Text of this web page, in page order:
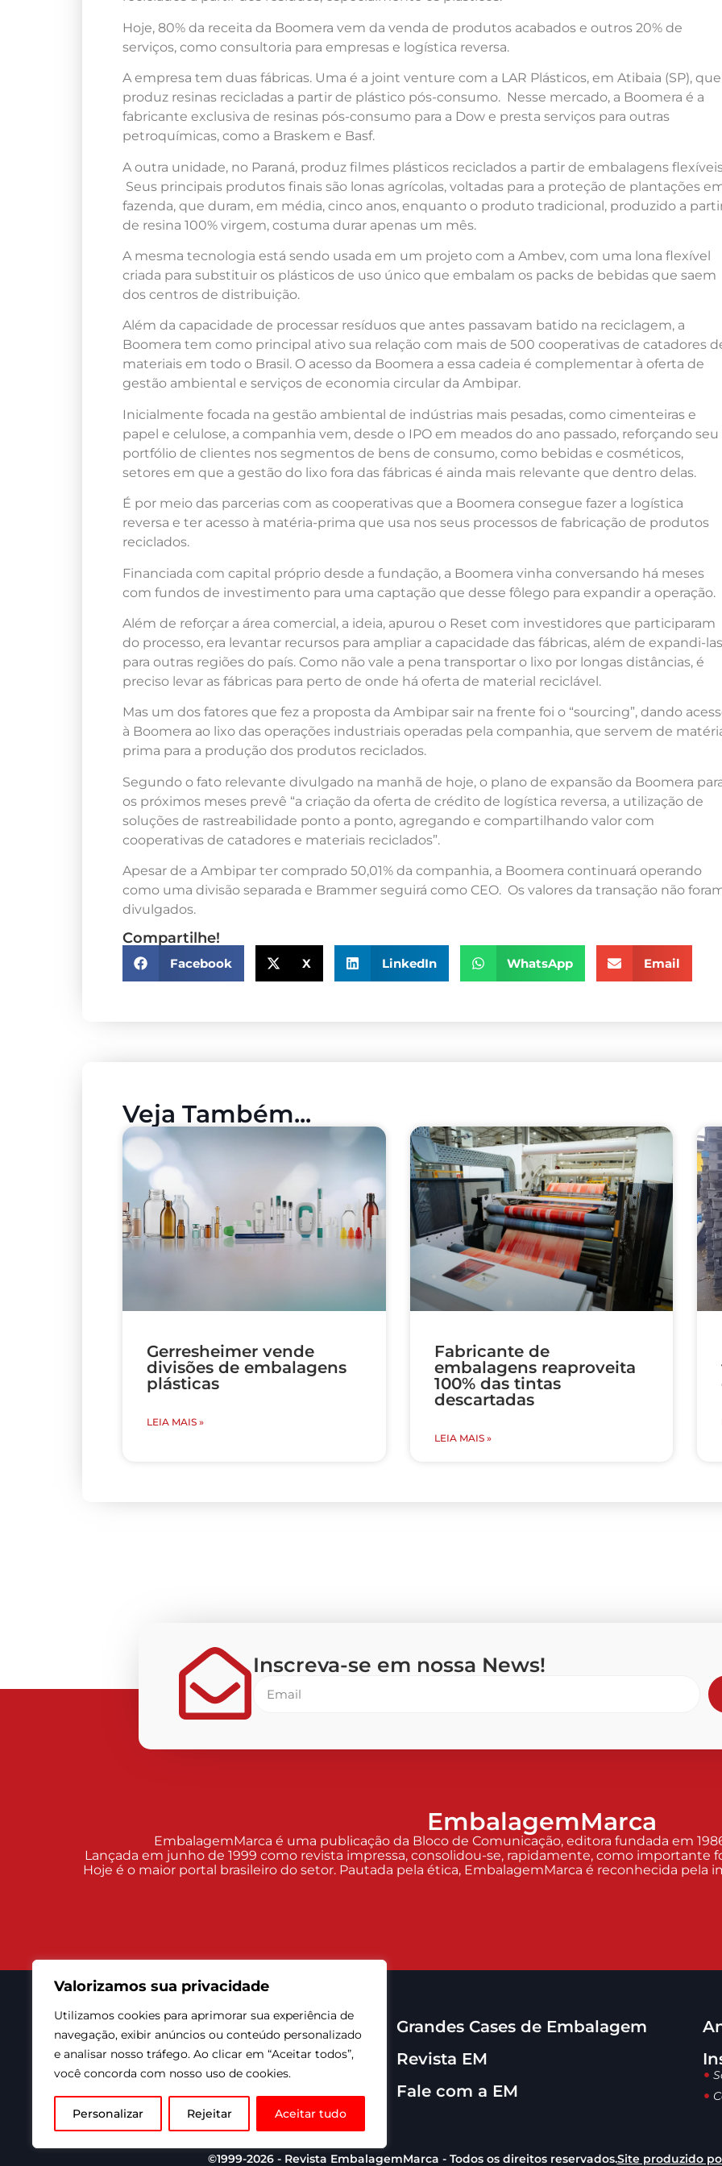
Valorizamos sua privacidade
Utilizamos cookies para aprimorar sua experiência de
navegação, exibir anúncios ou conteúdo personalizado
e analisar nosso tráfego. Ao clicar em “Aceitar todos”,
você concorda com nosso uso de cookies.
Personalizar Rejeitar Aceitar tudo
Hoje, 80% da receita da Boomera vem da venda de produtos acabados e outros 20% de
serviços, como consultoria para empresas e logística reversa.
A empresa tem duas fábricas. Uma é a joint venture com a LAR Plásticos, em Atibaia (SP), que
produz resinas recicladas a partir de plástico pós-consumo. Nesse mercado, a Boomera é a
fabricante exclusiva de resinas pós-consumo para a Dow e presta serviços para outras
petroquímicas, como a Braskem e Basf.
A outra unidade, no Paraná, produz filmes plásticos reciclados a partir de embalagens
Seus principais produtos finais são lonas agrícolas, voltadas para a proteção de plantações
fazenda, que duram, em média, cinco anos, enquanto o produto tradicional, produzido a
de resina 100% virgem, costuma durar apenas um mês.
A mesma tecnologia está sendo usada em um projeto com a Ambev, com uma lona flexível
criada para substituir os plásticos de uso único que embalam os packs de bebidas que saem
dos centros de distribuição.
Além da capacidade de processar resíduos que antes passavam batido na reciclagem, a
Boomera tem como principal ativo sua relação com mais de 500 cooperativas de catadores
materiais em todo o Brasil. O acesso da Boomera a essa cadeia é complementar à oferta de
gestão ambiental e serviços de economia circular da Ambipar.
Inicialmente focada na gestão ambiental de indústrias mais pesadas, como cimenteiras e
papel e celulose, a companhia vem, desde o IPO em meados do ano passado, reforçando seu
portfólio de clientes nos segmentos de bens de consumo, como bebidas e cosméticos,
setores em que a gestão do lixo fora das fábricas é ainda mais relevante que dentro delas.
É por meio das parcerias com as cooperativas que a Boomera consegue fazer a logística
reversa e ter acesso à matéria-prima que usa nos seus processos de fabricação de produtos
reciclados.
Financiada com capital próprio desde a fundação, a Boomera vinha conversando há meses
com fundos de investimento para uma captação que desse fôlego para expandir a operação.
Além de reforçar a área comercial, a ideia, apurou o Reset com investidores que participaram
do processo, era levantar recursos para ampliar a capacidade das fábricas, além de expandi-las
para outras regiões do país. Como não vale a pena transportar o lixo por longas distâncias, é
preciso levar as fábricas para perto de onde há oferta de material reciclável.
Mas um dos fatores que fez a proposta da Ambipar sair na frente foi o “sourcing”, dando
à Boomera ao lixo das operações industriais operadas pela companhia, que servem de
prima para a produção dos produtos reciclados.
Segundo o fato relevante divulgado na manhã de hoje, o plano de expansão da Boomera
os próximos meses prevê “a criação da oferta de crédito de logística reversa, a utilização de
soluções de rastreabilidade ponto a ponto, agregando e compartilhando valor com
cooperativas de catadores e materiais reciclados”.
Apesar de a Ambipar ter comprado 50,01% da companhia, a Boomera continuará operando
como uma divisão separada e Brammer seguirá como CEO. Os valores da transação não
divulgados.
Compartilhe!
Facebook X LinkedIn WhatsApp Email
Veja Também...
Gerresheimer vende
divisões de embalagens
plásticas
LEIA MAIS »
Fabricante de
embalagens reaproveita
100% das tintas
descartadas
LEIA MAIS »
Inscreva-se em nossa News!
EmbalagemMarca
EmbalagemMarca é uma publicação da Bloco de Comunicação, editora fundada em
Lançada em junho de 1999 como revista impressa, consolidou-se, rapidamente, como importante
Hoje é o maior portal brasileiro do setor. Pautada pela ética, EmbalagemMarca é reconhecida pela
EM nas Redes Sociais
Grandes Cases de Embalagem
Revista EM
Fale com a EM
©1999-2026 - Revista EmbalagemMarca - Todos os direitos reservados.Site produzido